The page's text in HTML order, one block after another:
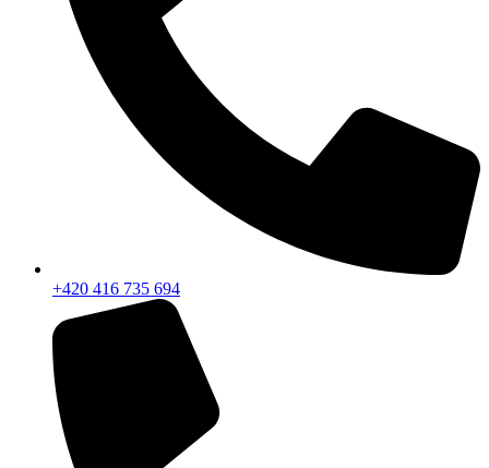
+420 416 735 694